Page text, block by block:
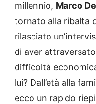
millennio, Marco
tornato alla ribalta
rilasciato
di aver
difficoltà
lui? Dall’età alla
ecco un rapido